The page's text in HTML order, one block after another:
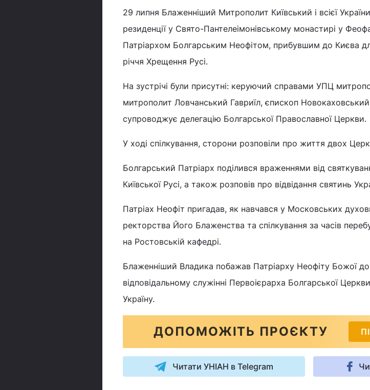
29 липня Блаженніший Митрополит Київський і всієї
резиденції у Свято-Пантелеімонівському монастирі у
Патріархом Болгарським Неофітом, прибувшим до Києва
річчя Хрещення Русі.
На зустрічі були присутні: керуючий справами УПЦ
митрополит Ловчанський Гавриїл, єпископ Новокаховський
супроводжує делегацію Болгарської Православної Церкви.
У ході спілкування, сторони розповіли про життя двох
Болгарський Патріарх поділився враженнями від
Київської Русі, а також розповів про відвідання святинь
Патріах Неофіт пригадав, як навчався у Московських
ректорства Його Блаженства та спілкування за часів
на Ростовській кафедрі.
Блаженніший Владика побажав Патріарху Неофіту Божої
відповідальному служінні Первоієрарха Болгарської
Україну.
ДОПОМОЖІТЬ ПРОЄКТУ
Читати УНІАН в Telegram